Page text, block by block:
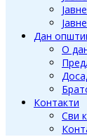
Дан
О
Контакти
Сви